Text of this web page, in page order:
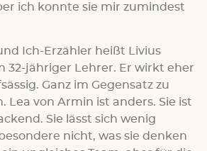
ich konnte sie mir zumindest
Ich-Erzähler heißt Livius
32-jähriger Lehrer. Er wirkt eher
Ganz im Gegensatz zu
Lea von Armin ist anders. Sie ist
Sie lässt sich wenig
nicht, was sie denken